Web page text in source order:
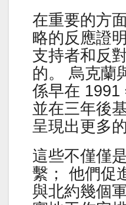
在重要的方
略的反應證
支持者和反
的。 烏克蘭
係早在 1991
並在三年後
呈現出更多
這些不僅僅
繫； 他們促
與北約幾個